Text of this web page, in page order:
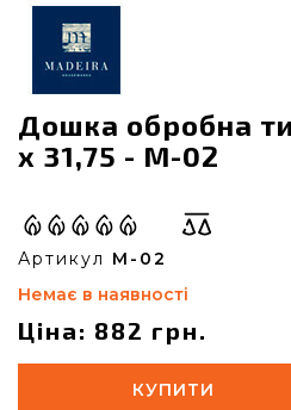
Дошка обробна
х 31,75 - M-02
Артикул M-02
Немає в наявності
Ціна: 882 грн.
КУПИТИ